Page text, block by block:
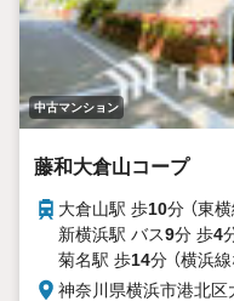
中古マンション
藤和大倉山コープ
大倉山駅 歩10分 （東横
新横浜駅 バス9分 歩4
菊名駅 歩14分 （横浜線
神奈川県横浜市港北区